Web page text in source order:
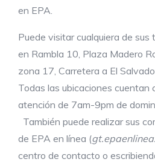
en EPA.
Puede visitar cualquiera de sus
en Rambla 10, Plaza Madero
zona 17, Carretera a El
Todas las ubicaciones cuentan
atención de 7am-9pm de
También puede realizar sus
de EPA en línea (
centro de contacto o